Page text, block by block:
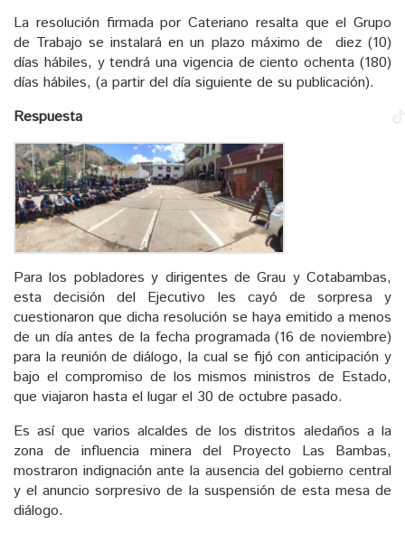
La resolución firmada por Cateriano resalta que el Grupo
de Trabajo se instalará en un plazo máximo de diez (10)
días hábiles, y tendrá una vigencia de ciento ochenta (180)
días hábiles, (a partir del día siguiente de su publicación).
Respuesta
Para los pobladores y dirigentes de Grau y Cotabambas,
esta decisión del Ejecutivo les cayó de sorpresa y
cuestionaron que dicha resolución se haya emitido a menos
de un día antes de la fecha programada (16 de noviembre)
para la reunión de diálogo, la cual se fijó con anticipación y
bajo el compromiso de los mismos ministros de Estado,
que viajaron hasta el lugar el 30 de octubre pasado.
Es así que varios alcaldes de los distritos aledaños a la
zona de influencia minera del Proyecto Las Bambas,
mostraron indignación ante la ausencia del gobierno central
y el anuncio sorpresivo de la suspensión de esta mesa de
diálogo.